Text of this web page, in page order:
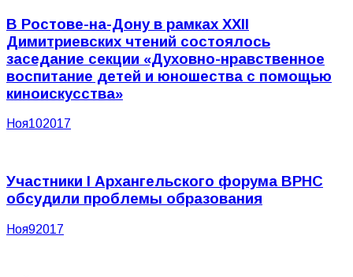
В Ростове-на-Дону в рамках XXII
Димитриевских чтений состоялось
заседание секции «Духовно-нравственное
воспитание детей и юношества с помощью
киноискусства»
Ноя102017
Участники I Архангельского форума ВРНС
обсудили проблемы образования
Ноя92017